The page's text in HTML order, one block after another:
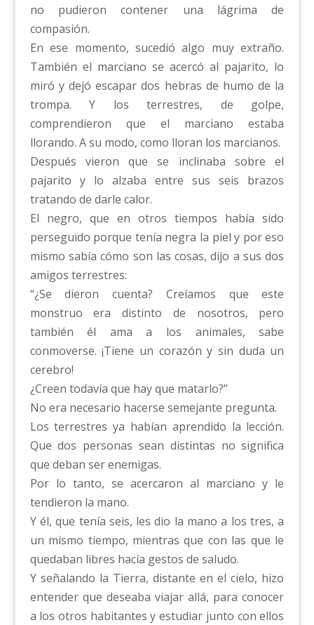
no pudieron contener una lágrima de
compasión.
En ese momento, sucedió algo muy extraño.
También el marciano se acercó al pajarito, lo
miró y dejó escapar dos hebras de humo de la
trompa. Y los terrestres, de golpe,
comprendieron que el marciano estaba
llorando. A su modo, como lloran los marcianos.
Después vieron que se inclinaba sobre el
pajarito y lo alzaba entre sus seis brazos
tratando de darle calor.
El negro, que en otros tiempos había sido
perseguido porque tenía negra la piel y por eso
mismo sabía cómo son las cosas, dijo a sus dos
amigos terrestres:
“¿Se dieron cuenta? Creíamos que este
monstruo era distinto de nosotros, pero
también él ama a los animales, sabe
conmoverse. ¡Tiene un corazón y sin duda un
cerebro!
¿Creen todavía que hay que matarlo?”
No era necesario hacerse semejante pregunta.
Los terrestres ya habían aprendido la lección.
Que dos personas sean distintas no significa
que deban ser enemigas.
Por lo tanto, se acercaron al marciano y le
tendieron la mano.
Y él, que tenía seis, les dio la mano a los tres, a
un mismo tiempo, mientras que con las que le
quedaban libres hacía gestos de saludo.
Y señalando la Tierra, distante en el cielo, hizo
entender que deseaba viajar allá, para conocer
a los otros habitantes y estudiar junto con ellos